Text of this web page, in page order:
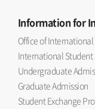
Informationfor
Office of
International Student
Undergraduate
Graduate Admission
Student Exchange